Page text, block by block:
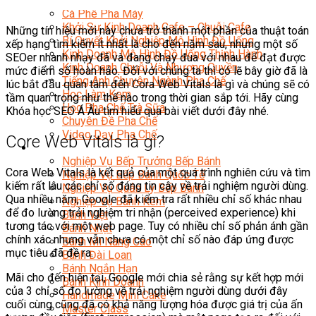
Cà Phê Pha Máy
Khởi Sự Kinh Doanh Cafe – Chuỗi Cafe
Bí Quyết Khởi Nghiệp Mô Hình Đồ Uống
Kinh Doanh Mô Hình Đồ Uống Thịnh Hành
Kinh Doanh Chuỗi Và Nhượng Quyền
Tiếng Anh Chuyên Ngành Pha Chế
Học Làm Kem
Học Pha Chế Trà Sữa
Chuyên Đề Pha Chế
Video Dạy Pha Chế
Làm Bánh
Nghiệp Vụ Bếp Trưởng Bếp Bánh
Nghiệp Vụ Bếp Bánh Quốc Tế
Nghiệp Vụ Quản Lý Bếp Bánh
Nghiệp Vụ Bánh Kem
Bánh Việt
Bánh Nhật
Bánh Mì Nâng Cao
Bánh Đài Loan
Bánh Ngắn Hạn
Bánh Kinh Doanh
Handmade Mini Cake
Master Class
Những tín hiệu mới này chưa trở thành một phần của thuật toán
xếp hạng tìm kiếm ít nhất là cho đến năm sau, nhưng một số
SEOer nhanh nhạy đã và đang chạy đua với nhau để đạt được
mức điểm số hoàn hảo. Đối với chúng ta thì có lẽ bây giờ đã là
lúc bắt đầu quan tâm đến Cora Web Vitals là gì và chúng sẽ có
tầm quan trọng như thế nào trong thời gian sắp tới. Hãy cùng
Khóa học SEO Á Âu tìm hiểu qua bài viết dưới đây nhé.
Core Web Vitals là gì?
Cora Web Vitals là kết quả của một quá trình nghiên cứu và tìm
kiếm rất lâu các chỉ số đáng tin cậy về trải nghiệm người dùng.
Qua nhiều năm, Google đã kiểm tra rất nhiều chỉ số khác nhau
để đo lường trải nghiệm tri nhận (perceived experience) khi
tương tác với một web page. Tuy có nhiều chỉ số phản ánh gần
chính xác nhưng vẫn chưa có một chỉ số nào đáp ứng được
mục tiêu đã đề ra.
Mãi cho đến hiện tại, Google mới chia sẻ rằng sự kết hợp mới
của 3 chỉ số đo lường về trải nghiệm người dùng dưới đây
cuối cùng cũng đã có khả năng lượng hóa được giá trị của ấn